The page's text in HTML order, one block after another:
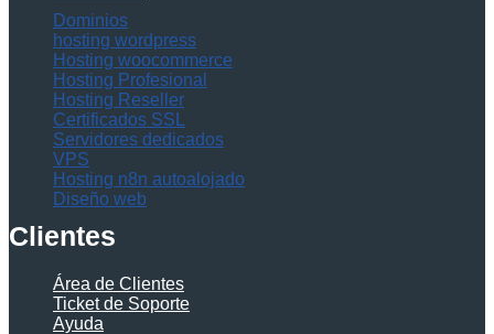
Dominios
hosting wordpress
Hosting woocommerce
Hosting Profesional
Hosting Reseller
Certificados SSL
Servidores dedicados
VPS
Hosting n8n autoalojado
Diseño web
Clientes
Área de Clientes
Ticket de Soporte
Ayuda